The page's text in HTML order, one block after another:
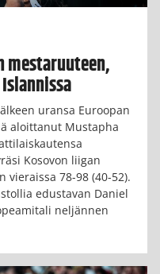
mestaruuteen,
uransa Euroopan
aloittanut Mustapha
Kosovon liigan
vieraissa 78-98 (40-52).
edustavan Daniel
neljännen